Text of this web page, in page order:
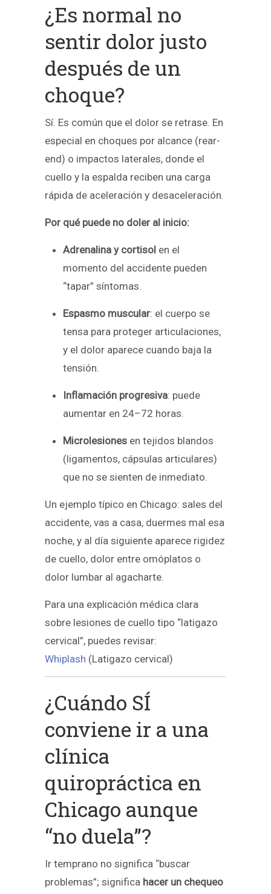
¿Es normal no
sentir dolor justo
después de un
choque?
Sí. Es común que el dolor se retrase. En
especial en choques por alcance (rear-
end) o impactos laterales, donde el
cuello y la espalda reciben una carga
rápida de aceleración y desaceleración.
Por qué puede no doler al inicio:
Adrenalina y cortisol en el
momento del accidente pueden
“tapar” síntomas.
Espasmo muscular: el cuerpo se
tensa para proteger articulaciones,
y el dolor aparece cuando baja la
tensión.
Inflamación progresiva: puede
aumentar en 24–72 horas.
Microlesiones en tejidos blandos
(ligamentos, cápsulas articulares)
que no se sienten de inmediato.
Un ejemplo típico en Chicago: sales del
accidente, vas a casa, duermes mal esa
noche, y al día siguiente aparece rigidez
de cuello, dolor entre omóplatos o
dolor lumbar al agacharte.
Para una explicación médica clara
sobre lesiones de cuello tipo “latigazo
cervical”, puedes revisar:
Whiplash (Latigazo cervical)
¿Cuándo SÍ
conviene ir a una
clínica
quiropráctica en
Chicago aunque
“no duela”?
Ir temprano no significa “buscar
problemas”; significa hacer un chequeo